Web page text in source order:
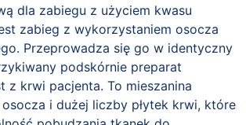
dla zabiegu z użyciem kwasu
zabieg z wykorzystaniem osocza
Przeprowadza się go w identyczny
podskórnie preparat
z krwi pacjenta. To mieszanina
i dużej liczby płytek krwi, które